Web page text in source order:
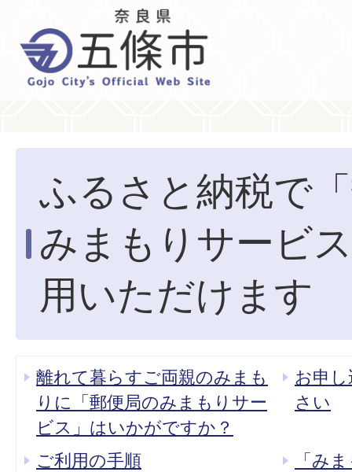
ふるさと納税で
みまもりサービ
用いただけます
離れて暮らすご両親のみまも
りに「郵便局のみまもりサー
ビス」はいかがですか？
お申
さい
ご利用の手順
「み